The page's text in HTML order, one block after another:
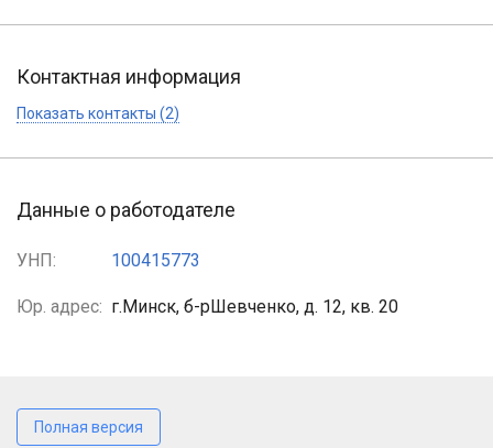
Контактная информация
Показать контакты (2)
Данные о работодателе
УНП: 100415773
Юр. адрес: г.Минск, б-рШевченко, д. 12, кв. 20
Полная версия